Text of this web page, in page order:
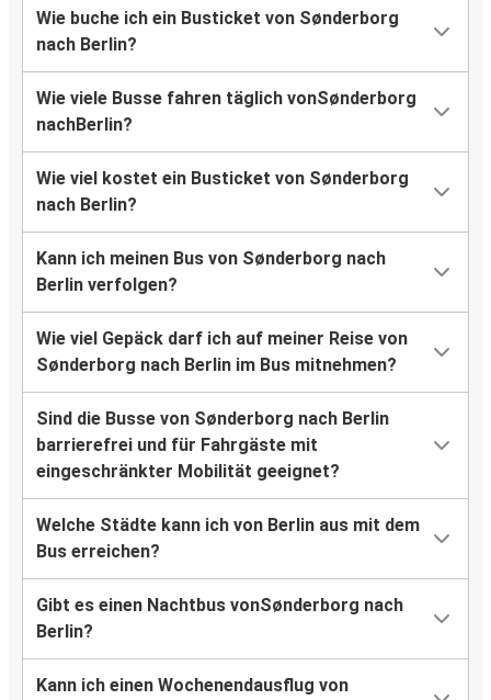
Wie buche ich ein Busticket von Sønderborg
nach Berlin?
Wie viele Busse fahren täglich vonSønderborg
nachBerlin?
Wie viel kostet ein Busticket von Sønderborg
nach Berlin?
Kann ich meinen Bus von Sønderborg nach
Berlin verfolgen?
Wie viel Gepäck darf ich auf meiner Reise von
Sønderborg nach Berlin im Bus mitnehmen?
Sind die Busse von Sønderborg nach Berlin
barrierefrei und für Fahrgäste mit
eingeschränkter Mobilität geeignet?
Welche Städte kann ich von Berlin aus mit dem
Bus erreichen?
Gibt es einen Nachtbus vonSønderborg nach
Berlin?
Kann ich einen Wochenendausflug von